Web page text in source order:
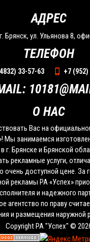
О НАС
Вас на
Мы занимаемся
г. Брянске и Брянской
рекламные услуги,
доступной цене. За
рекламы РА «Успех»
и надежного
агентство по праву
и размещения наружной
Copyright РА "Успех" ©
АДРЕС
г. Брянск, ул. Ульянова 8,
ТЕЛЕФОН
33-57-63 +7 (952)